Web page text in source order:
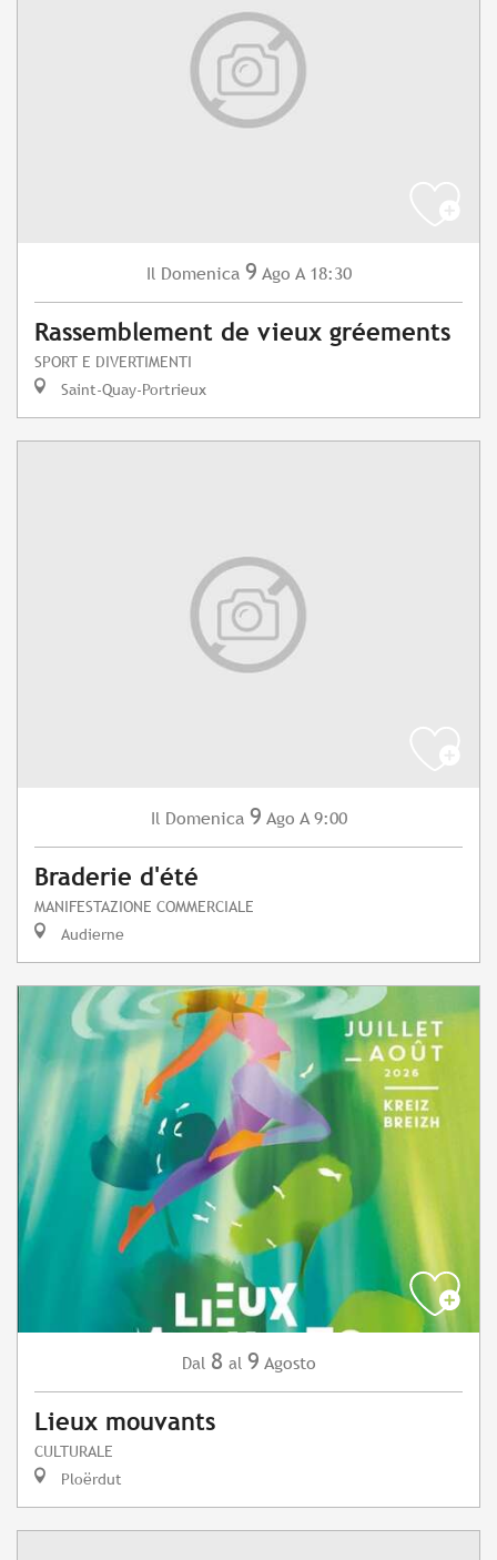
Il Domenica 9 Ago A 18:30
Rassemblement de vieux gréements
SPORT E DIVERTIMENTI
Saint-Quay-Portrieux
Il Domenica 9 Ago A 9:00
Braderie d'été
MANIFESTAZIONE COMMERCIALE
Audierne
Dal 8 al 9 Agosto
Lieux mouvants
CULTURALE
Ploërdut